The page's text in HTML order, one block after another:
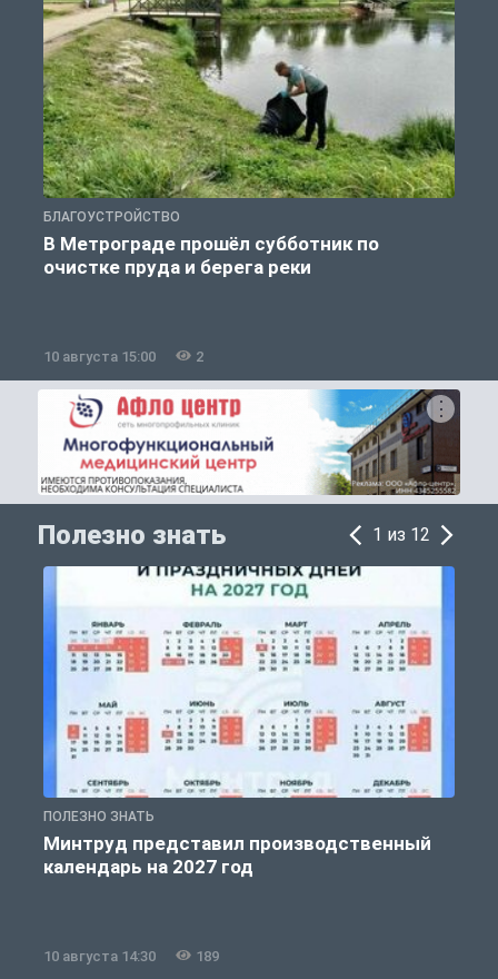
БЛАГОУСТРОЙСТВО
В Метрограде прошёл субботник по
очистке пруда и берега реки
10 августа 15:00 2
Полезно знать 1 из 12
ПОЛЕЗНО ЗНАТЬ
Минтруд представил производственный
календарь на 2027 год
10 августа 14:30 189